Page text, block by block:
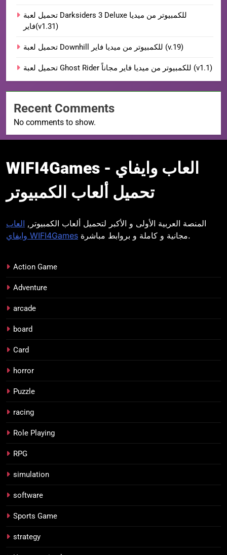
تحميل لعبة Darksiders 3 Deluxe للكمبيوتر من ميديا
فاير(v1.31)
تحميل لعبة Downhill للكمبيوتر من ميديا فاير (v.19)
تحميل لعبة Ghost Rider للكمبيوتر من ميديا فاير مجاناً (v1.1)
Recent Comments
No comments to show.
WIFI4Games العاب
وايفايWIFI4Games العاب وايفاي -
تحميل ألعاب الكمبيوتر
المنصة العربية الأولى و الأكبر لتحميل ألعاب الكمبيوتر, العاب
وايفاي WIFI4Games
مجانية و كاملة و بروابط مباشرة.
Action Game
Adventure
arcade
board
Card
horror
Puzzle
racing
Role Playing
RPG
simulation
software
Sports Game
strategy